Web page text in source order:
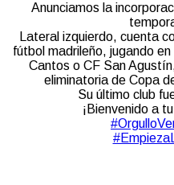
Anunciamos la
Lateral izquierdo, cuenta
fútbol madrileño, jugando
Cantos o CF San
eliminatoria de Copa
Su último club
¡Bienvenido a